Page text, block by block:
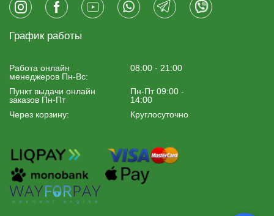
График работы
Работа онлайн
менеджеров Пн-Вс:
08:00 - 21:00
Пункт выдачи онлайн
заказов Пн-Пт
Пн-Пт 09:00 -
14:00
Через корзину:
Круглосуточно